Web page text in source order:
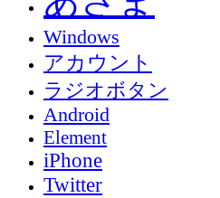
Windows
アカウント
ラジオボタン
Android
Element
iPhone
Twitter